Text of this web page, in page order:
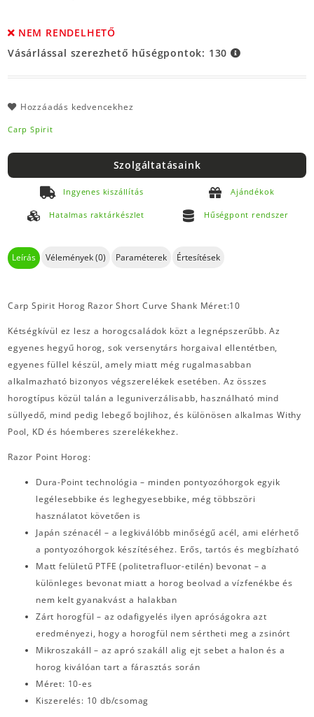
NEM RENDELHETŐ
Vásárlással szerezhető hűségpontok: 130
Hozzáadás kedvencekhez
Carp Spirit
Szolgáltatásaink
Ingyenes kiszállítás Ajándékok
Hatalmas raktárkészlet Hűségpont rendszer
Leírás Vélemények (0) Paraméterek Értesítések
Carp Spirit Horog Razor Short Curve Shank Méret:10
Kétségkívül ez lesz a horogcsaládok közt a legnépszerűbb. Az
egyenes hegyű horog, sok versenytárs horgaival ellentétben,
egyenes füllel készül, amely miatt még rugalmasabban
alkalmazható bizonyos végszerelékek esetében. Az összes
horogtípus közül talán a leguniverzálisabb, használható mind
süllyedő, mind pedig lebegő bojlihoz, és különösen alkalmas Withy
Pool, KD és hóemberes szerelékekhez.
Razor Point Horog:
Dura-Point technológia – minden pontyozóhorgok egyik
legélesebbike és leghegyesebbike, még többszöri
használatot követően is
Japán szénacél – a legkiválóbb minőségű acél, ami elérhető
a pontyozóhorgok készítéséhez. Erős, tartós és megbízható
Matt felületű PTFE (politetrafluor-etilén) bevonat – a
különleges bevonat miatt a horog beolvad a vízfenékbe és
nem kelt gyanakvást a halakban
Zárt horogfül – az odafigyelés ilyen apróságokra azt
eredményezi, hogy a horogfül nem sértheti meg a zsinórt
Mikroszakáll – az apró szakáll alig ejt sebet a halon és a
horog kiválóan tart a fárasztás során
Méret: 10-es
Kiszerelés: 10 db/csomag